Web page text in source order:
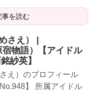
事を読む
さえ） |
物語）【アイドル
紗英】
え）のプロフィール
】 所属アイドル